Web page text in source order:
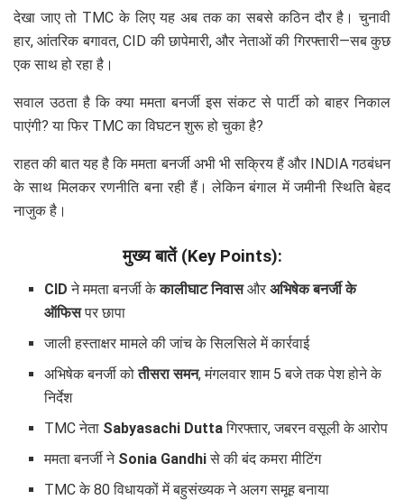
देखा जाए तो TMC के लिए यह अब तक का सबसे कठिन दौर है। चुनावी
हार, आंतरिक बगावत, CID की छापेमारी, और नेताओं की गिरफ्तारी—सब कुछ
एक साथ हो रहा है।
सवाल उठता है कि क्या ममता बनर्जी इस संकट से पार्टी को बाहर निकाल
पाएंगी? या फिर TMC का विघटन शुरू हो चुका है?
राहत की बात यह है कि ममता बनर्जी अभी भी सक्रिय हैं और INDIA गठबंधन
के साथ मिलकर रणनीति बना रही हैं। लेकिन बंगाल में जमीनी स्थिति बेहद
नाजुक है।
मुख्य बातें (Key Points):
CID ने ममता बनर्जी केकालीघाट निवासऔरअभिषेक बनर्जी के
ऑफिसपर छापा
जाली हस्ताक्षर मामले की जांच के सिलसिले में कार्रवाई
अभिषेक बनर्जी कोतीसरा समन, मंगलवार शाम 5 बजे तक पेश होने के
निर्देश
TMC नेता Sabyasachi Duttaगिरफ्तार, जबरन वसूली के आरोप
ममता बनर्जी ने Sonia Gandhiसे की बंद कमरा मीटिंग
TMC के 80 विधायकों में बहुसंख्यक ने अलग समूह बनाया